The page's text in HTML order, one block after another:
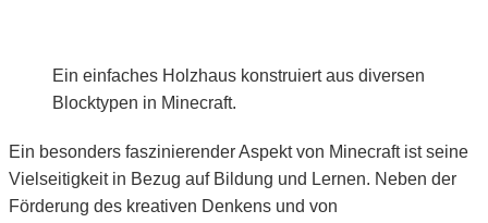
Ein einfaches Holzhaus konstruiert aus diversen
Blocktypen in Minecraft.
Ein besonders faszinierender Aspekt von Minecraft ist seine
Vielseitigkeit in Bezug auf Bildung und Lernen. Neben der
Förderung des kreativen Denkens und von